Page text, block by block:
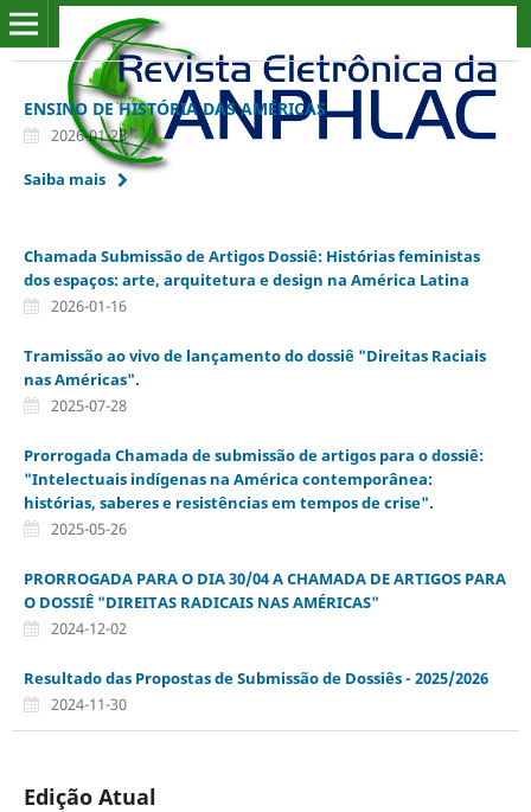
ENSINO DE HISTÓRIA DAS AMÉRICAS
2026-01-23
Saiba mais
Chamada Submissão de Artigos Dossiê: Histórias feministas
dos espaços: arte, arquitetura e design na América Latina
2026-01-16
Tramissão ao vivo de lançamento do dossiê "Direitas Raciais
nas Américas".
2025-07-28
Prorrogada Chamada de submissão de artigos para o dossiê:
"Intelectuais indígenas na América contemporânea:
histórias, saberes e resistências em tempos de crise".
2025-05-26
PRORROGADA PARA O DIA 30/04 A CHAMADA DE ARTIGOS PARA
O DOSSIÊ "DIREITAS RADICAIS NAS AMÉRICAS"
2024-12-02
Resultado das Propostas de Submissão de Dossiês - 2025/2026
2024-11-30
Edição Atual